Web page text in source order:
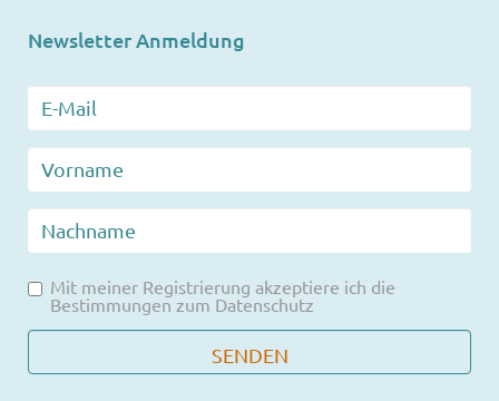
Newsletter Anmeldung
Mit meiner Registrierung akzeptiere ich die
Bestimmungen zum Datenschutz